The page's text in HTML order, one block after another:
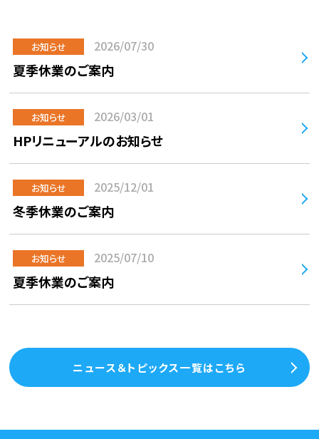
お知らせ 2026/07/30
夏季休業のご案内
お知らせ 2026/03/01
HPリニューアルのお知らせ
お知らせ 2025/12/01
冬季休業のご案内
お知らせ 2025/07/10
夏季休業のご案内
ニュース＆トピックス一覧はこちら